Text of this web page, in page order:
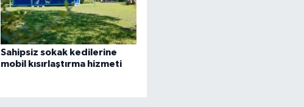
Sahipsiz sokak kedilerine
mobil kısırlaştırma hizmeti